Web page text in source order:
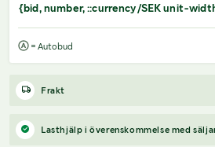
{bid, number, ::currency/SEK unit-
= Autobud
Frakt
Boka frakt?Det finns ingen specifik
just det här objektet, men om du skickar
Lasthjälp i överenskommelse med